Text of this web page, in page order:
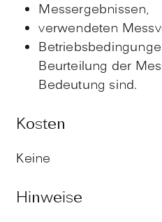
Messergebnissen,
verwendeten
Beurteilung der
Bedeutung sind.
Kosten
Keine
Hinweise